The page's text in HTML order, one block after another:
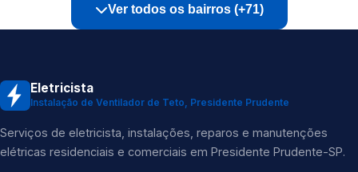
Ver todos os bairros (+71)
Eletricista
Instalação de Ventilador de Teto, Presidente Prudente
Serviços de eletricista, instalações, reparos e manutenções
elétricas residenciais e comerciais em Presidente Prudente-SP.